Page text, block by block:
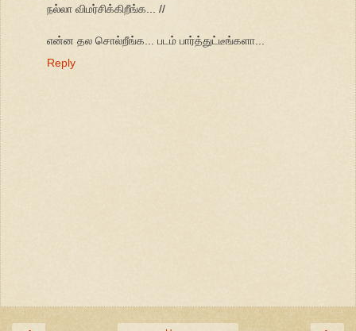
நல்லா விமர்சிக்கிறீங்க... //
என்ன தல சொல்றீங்க... படம் பார்த்துட்டீங்களா...
Reply